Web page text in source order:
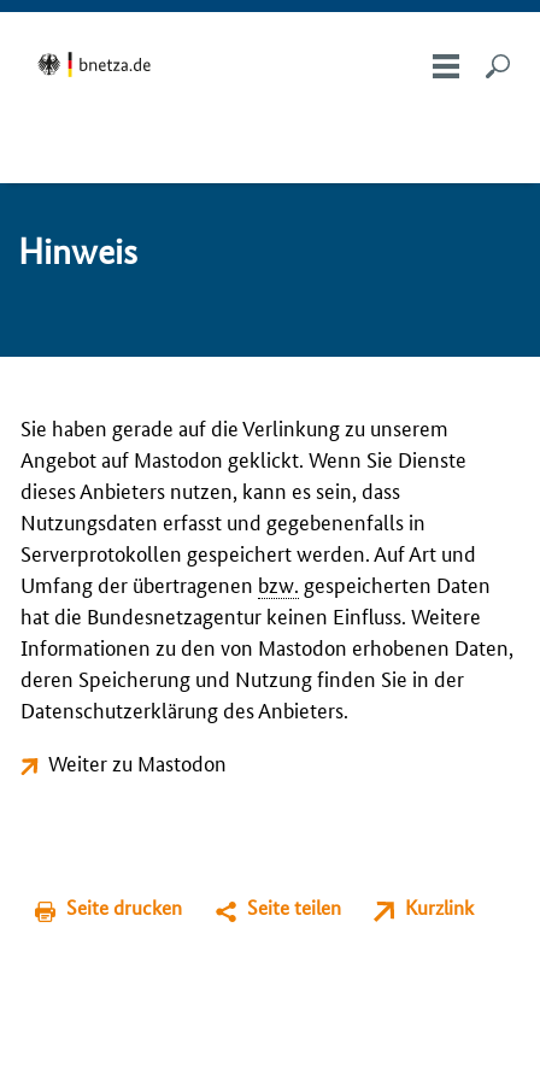
Hin­weis
Sie haben gerade auf die Verlinkung zu unserem
Angebot auf Mastodon geklickt. Wenn Sie Dienste
dieses Anbieters nutzen, kann es sein, dass
Nutzungsdaten erfasst und gegebenenfalls in
Serverprotokollen gespeichert werden. Auf Art und
Umfang der übertragenen bzw. gespeicherten Daten
hat die Bundesnetzagentur keinen Einfluss. Weitere
Informationen zu den von Mastodon erhobenen Daten,
deren Speicherung und Nutzung finden Sie in der
Datenschutzerklärung des Anbieters.
Weiter zu Mastodon
Seite drucken Seite teilen Kurzlink